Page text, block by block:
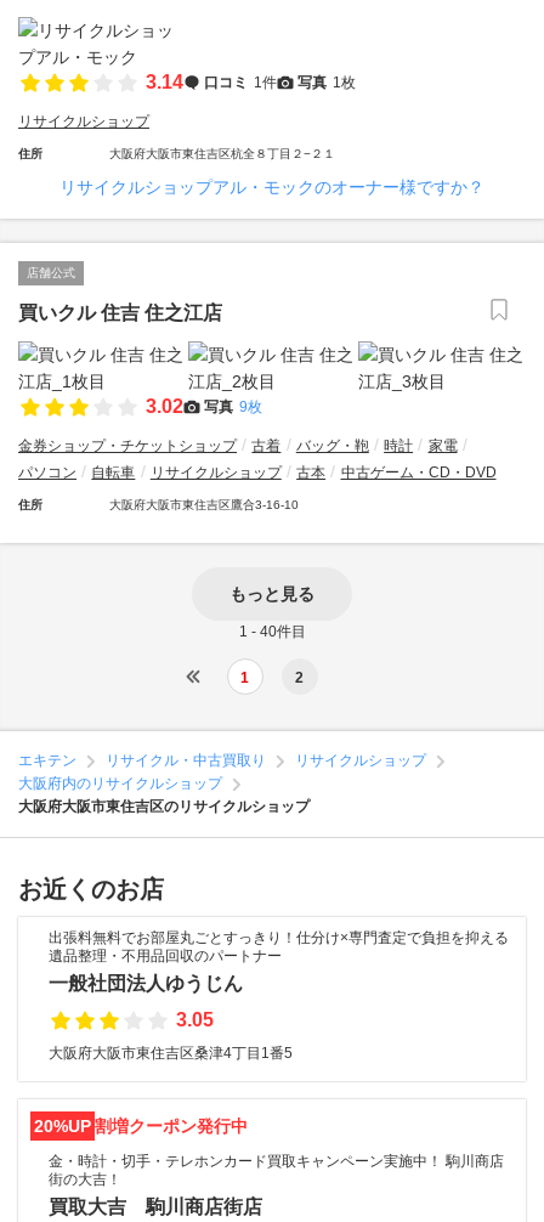
3.14 口コミ 1件 写真 1枚
リサイクルショップ
住所 大阪府大阪市東住吉区杭全８丁目２−２１
リサイクルショップアル・モックのオーナー様ですか？
店舗公式
買いクル 住吉 住之江店
3.02 写真 9枚
金券ショップ・チケットショップ 古着 バッグ・鞄 時計
家電
パソコン
自転車 リサイクルショップ 古本 中古ゲーム・CD・DVD
住所 大阪府大阪市東住吉区鷹合3-16-10
もっと見る
1 - 40件目
1 2
エキテン リサイクル・中古買取り
リサイクルショップ
大阪府内のリサイクルショップ
大阪府大阪市東住吉区のリサイクルショップ
お近くのお店
出張料無料でお部屋丸ごとすっきり！仕分け×専門査定で負担を抑える
遺品整理・不用品回収のパートナー
一般社団法人ゆうじん
3.05
大阪府大阪市東住吉区桑津4丁目1番5
20%UP割増クーポン発行中
金・時計・切手・テレホンカード買取キャンペーン実施中！ 駒川商店
街の大吉！
買取大吉 駒川商店街店